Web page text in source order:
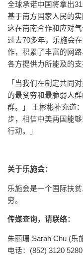
全球承诺中国将拿出
基于南方国家人民的
这在南南合作和应对
过去70多年，乐施会
作，积累了丰富的网
各方提供力所能及的支
「当我们在制定共同
的最贫穷和最脆弱人
群。」 王彬彬补充道
步，相信中美两国能
行动。」
关于乐施会：
乐施会是一个国际扶
穷。
传媒查询，请联络：
朱丽珊 Sarah Chu (乐
电话：(852) 3120